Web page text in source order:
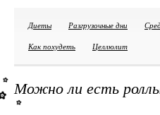
Диеты Разгрузочные дни
Как похудеть
Целлюлит
Можно ли есть